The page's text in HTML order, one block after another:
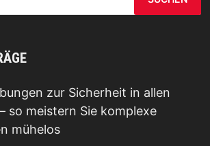
zur Sicherheit in allen
so meistern Sie komplexe
mühelos